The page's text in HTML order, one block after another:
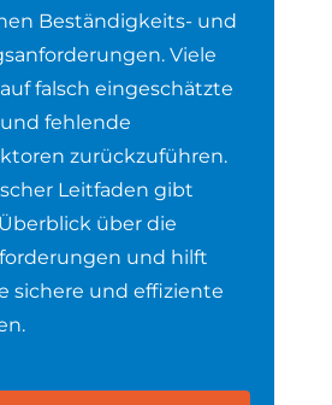
Beständigkeits- und
Viele
falsch eingeschätzte
fehlende
zurückzuführen.
Leitfaden gibt
über die
und hilft
sichere und effiziente